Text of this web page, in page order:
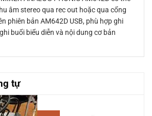
âm stereo qua rec out hoặc qua cổng
phiên bản AM642D USB, phù hợp ghi
buổi biểu diễn và nội dung cơ bản
tự